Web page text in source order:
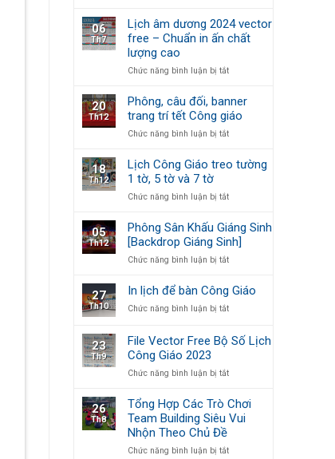
SẺ
MIỄN
PHÍ
BỘ
ĐỨC
GIÁM
MỤC
06
Th7
Lịch âm dương 2024 vector
free – Chuẩn in ấn chất
lượng cao
Chức năng bình luận bị tắtở
dương
2024
vector
Chuẩn
ấn
lượng
cao
20
Th12
Phông, câu đối, banner
trang trí tết Công giáo
Chức năng bình luận bị tắtở
đối,
trang
tết
Công
giáo
18
Th12
Lịch Công Giáo treo tường
1 tờ, 5 tờ và 7 tờ
Chức năng bình luận bị tắtở
Công
Giáo
treo
tường
tờ,
5
tờ
7
05
Th12
Phông Sân Khấu Giáng Sinh
[Backdrop Giáng Sinh]
Chức năng bình luận bị tắtở
Sân
Khấu
Giáng
[Backdrop
Giáng
27
Th10
In lịch để bàn Công Giáo
Chức năng bình luận bị tắtở
để
Công
23
Th9
File Vector Free Bộ Số Lịch
Công Giáo 2023
Chức năng bình luận bị tắtở
Vector
Free
Bộ
Lịch
26
Th8
Tổng Hợp Các Trò Chơi
Team Building Siêu Vui
Nhộn Theo Chủ Đề
Chức năng bình luận bị tắtở